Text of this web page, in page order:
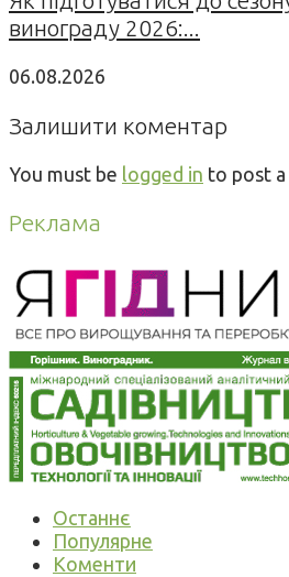
винограду 2026:...
06.08.2026
Залишити коментар
You must be logged in to post
Реклама
Останнє
Популярне
Коменти